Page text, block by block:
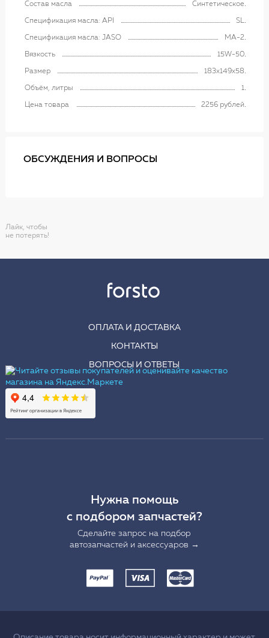
Состав масла Синтетическое
Спецификация масла: API SL
Спецификация масла: JASO MA-2
Вязкость 15W-50
Размер 183x149x58
Объём, литры 1
Цена товара 2256 рублей
ОБСУЖДЕНИЯ И ВОПРОСЫ
Лайк, чтобы
не потерять!
ОПЛАТА И ДОСТАВКА
КОНТАКТЫ
ВОПРОСЫ И ОТВЕТЫ
Нужна помощь
с подбором запчастей?
Сделайте запрос на подбор
автозапчастей и аксессуаров →